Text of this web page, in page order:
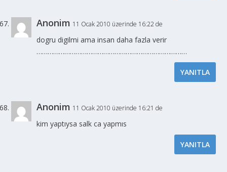
Anonim 11 Ocak 2010 üzerinde 16:22 de
dogru digilmi ama insan daha fazla verir
………………………………………………………………………
YANITLA
Anonim 11 Ocak 2010 üzerinde 16:21 de
kim yaptıysa salk ca yapmıs
YANITLA